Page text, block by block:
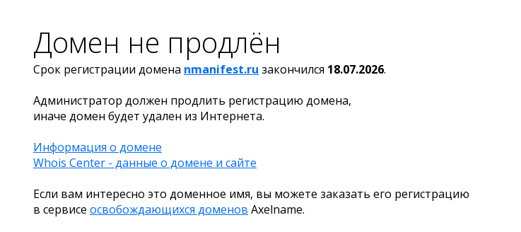
Домен не продлён
Срок регистрации домена nmanifest.ru закончился 18.07.2026.
Администратор должен продлить регистрацию домена,
иначе домен будет удален из Интернета.
Информация о домене
Whois Center - данные о домене и сайте
Если вам интересно это доменное имя, вы можете заказать его регистрацию
в сервисе освобождающихся доменов Axelname.